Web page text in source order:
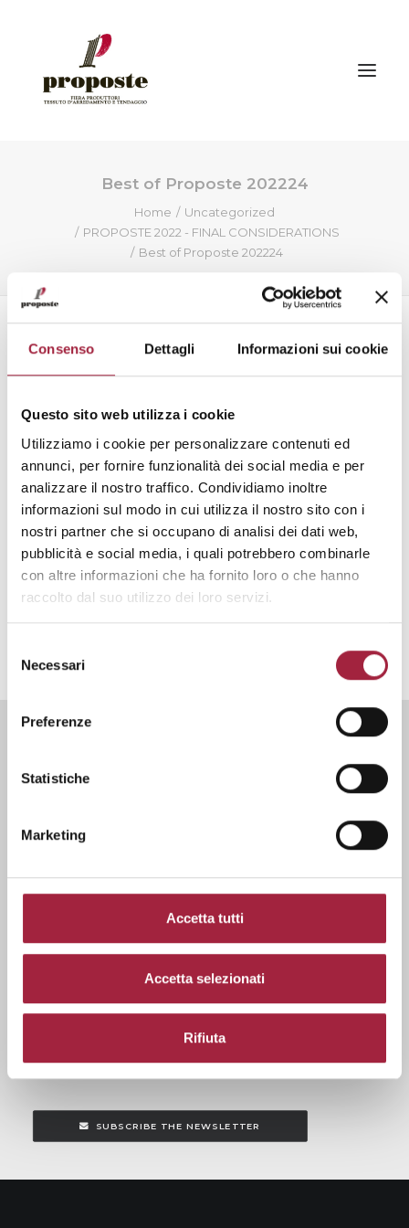
Consenso Dettagli Informazioni sui cookie
Questo sito web utilizza i cookie
Utilizziamo i cookie per personalizzare contenuti ed
annunci, per fornire funzionalità dei social media e per
analizzare il nostro traffico. Condividiamo inoltre
informazioni sul modo in cui utilizza il nostro sito con i
nostri partner che si occupano di analisi dei dati web,
pubblicità e social media, i quali potrebbero combinarle
con altre informazioni che ha fornito loro o che hanno
raccolto dal suo utilizzo dei loro servizi.
delNecessari
Preferenze
Statistiche
Marketing
Accetta tutti
Accetta selezionati
Rifiuta
Events
Gallery
Press
Contact
IT
Search
Best of Proposte 202224
Home
Uncategorized
PROPOSTE 2022 - FINAL CONSIDERATIONS
Best of Proposte 202224
Proposte srl
Via Alberto Riva Villasanta, 3 – IT-20145 Milan
cookie policy|Policy Privacy
info@propostefair.it
SUBSCRIBE THE NEWSLETTER